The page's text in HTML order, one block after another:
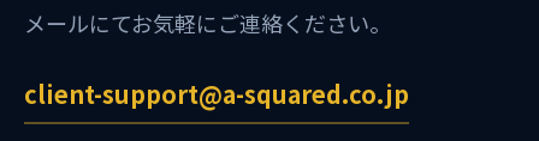
メールにてお気軽にご連絡ください。
client-support@a-squared.co.jp